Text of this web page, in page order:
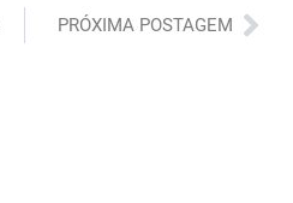
PRÓXIMA POSTAGEM